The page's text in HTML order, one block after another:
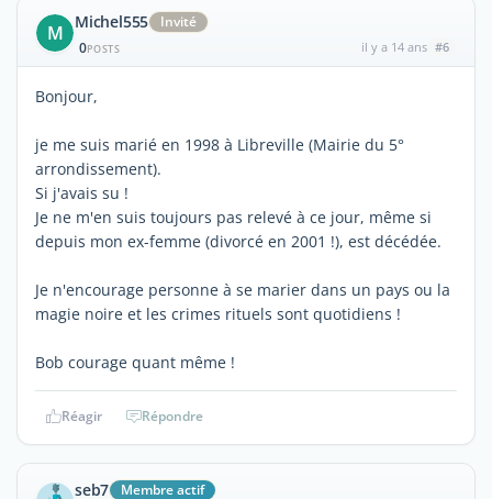
M Michel555
Invité
0POSTS il y a 14 ans #6
Bonjour,
je me suis marié en 1998 à Libreville (Mairie du 5°
arrondissement).
Si j'avais su !
Je ne m'en suis toujours pas relevé à ce jour, même si
depuis mon ex-femme (divorcé en 2001 !), est décédée.
Je n'encourage personne à se marier dans un pays ou la
magie noire et les crimes rituels sont quotidiens !
Bob courage quant même !
Réagir Répondre
seb7 Membre actif